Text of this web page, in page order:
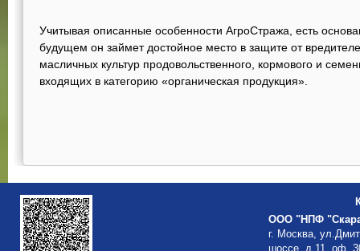
Учитывая описанные особенности АгроСтража, есть
будущем он займет достойное место в защите от
масличных культур продовольственного, кормового и
входящих в категорию «органическая продукция».
ООО "НПФ
г. Москва,
шоссе, д.11, оф.